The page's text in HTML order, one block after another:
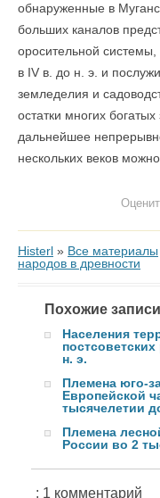
обнаруженные в
больших каналов
оросительной
в IV в. до н. э. и
земледелия и
остатки многих
дальнейшее
нескольких веков
Histerl » Все материалы
народов в древности
Похожие
Населения
н. э.
Племена юго-
Европейской
тысячелетии
Племена
России во 2
: 1 комментарий